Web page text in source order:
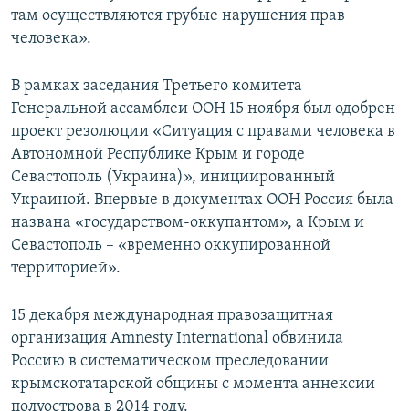
там осуществляются грубые нарушения прав
человека».
В рамках заседания Третьего комитета
Генеральной ассамблеи ООН 15 ноября был одобрен
проект резолюции «Ситуация с правами человека в
Автономной Республике Крым и городе
Севастополь (Украина)», инициированный
Украиной. Впервые в документах ООН Россия была
названа «государством-оккупантом», а Крым и
Севастополь – «временно оккупированной
территорией».
15 декабря международная правозащитная
организация Amnesty International обвинила
Россию в систематическом преследовании
крымскотатарской общины с момента аннексии
полуострова в 2014 году.